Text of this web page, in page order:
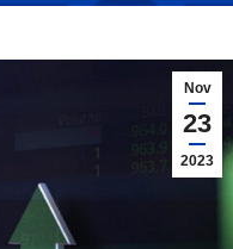
Nov
23
2023